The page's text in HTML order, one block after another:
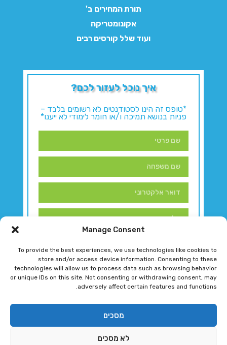
Manage Consent
To provide the best experiences, we use technologies like cookies to
store and/or access device information. Consenting to these
technologies will allow us to process data such as browsing behavior
or unique IDs on this site. Not consenting or withdrawing consent, may
adversely affect certain features and functions.
מסכים
לא מסכים
תורת המחירים ב'
אקונומטריקה
ועוד שלל קורסים רבים
איך נוכל לעזור לכם?
*טופס זה הינו לסטודנטים לא רשומים בלבד –
פניות בנושא תמיכה ו/או חומר לימודי לא ייענו*